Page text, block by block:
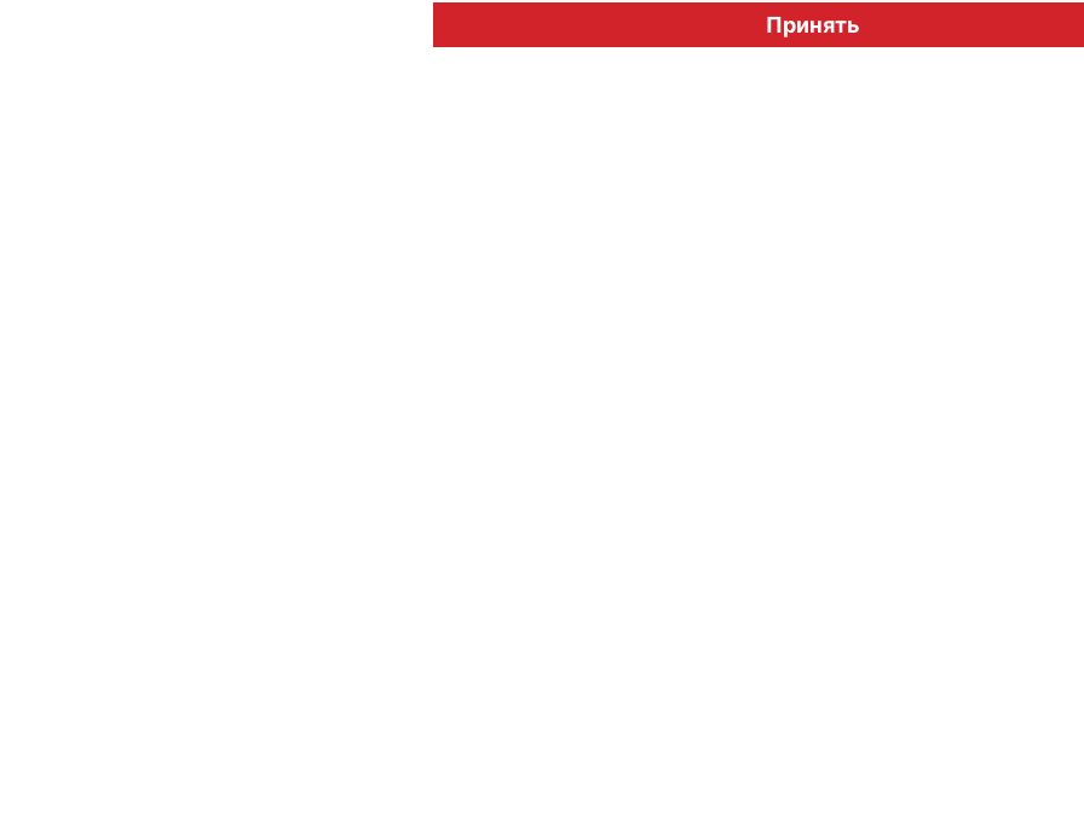
© "Вестник лицензионного рынка", licensingrussia.ru, 2009-2026
Принять